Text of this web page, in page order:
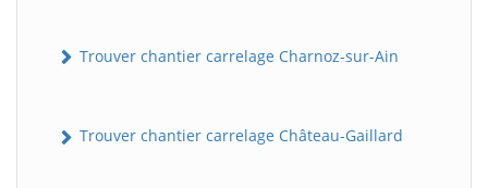
Trouver chantier carrelage Charnoz-sur-Ain
Trouver chantier carrelage Château-Gaillard